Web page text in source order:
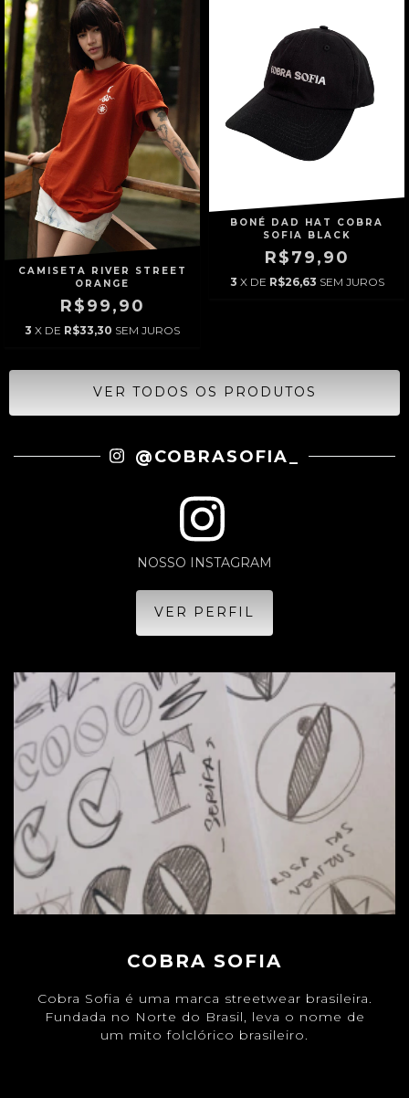
CAMISETA RIVER STREET
ORANGE
R$99,90
3 X DE R$33,30 SEM JUROS
BONÉ DAD HAT COBRA
SOFIA BLACK
R$79,90
3 X DE R$26,63 SEM JUROS
VER TODOS OS PRODUTOS
@COBRASOFIA_
NOSSO INSTAGRAM
VER PERFIL
COBRA SOFIA
Cobra Sofia é uma marca streetwear brasileira.
Fundada no Norte do Brasil, leva o nome de
um mito folclórico brasileiro.